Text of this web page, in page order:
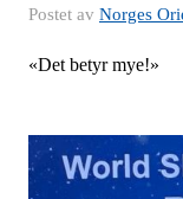
Postet av Norges
«Det betyr mye!»